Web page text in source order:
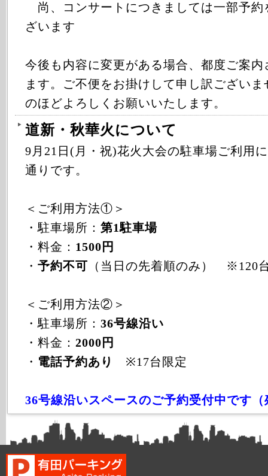
尚、コンサートにつきましては一部予約
ざいます
今後も内容に変更がある場合、都度ご案
ます。ご不便をお掛けして申し訳ござい
のほどよろしくお願いいたします。
道新・秋華火について
9月21日(月・祝)花火大会の駐車場ご利用
通りです。
＜ご利用方法①＞
・駐車場所： 第1駐車場
・料金： 1500円
・ 予約不可 （当日の先着順のみ） ※120
＜ご利用方法②＞
・駐車場所： 36号線沿い
・料金： 2000円
・ 電話予約あり ※17台限定
36号線沿いスペースのご予約受付中です